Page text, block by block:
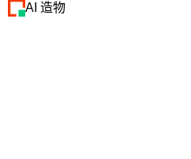
AI 造物